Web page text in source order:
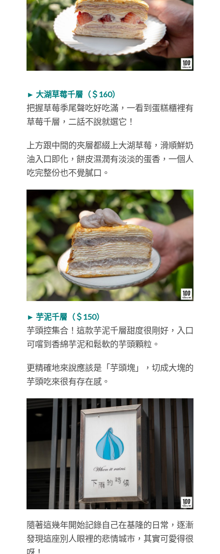
► 大湖草莓千層（＄160）
把握草莓季尾聲吃好吃滿，一看到蛋糕櫃裡有
草莓千層，二話不說就選它！
上方跟中間的夾層都綴上大湖草莓，滑順鮮奶
油入口即化，餅皮濕潤有淡淡的蛋香，一個人
吃完整份也不覺膩口。
► 芋泥千層（＄150）
芋頭控集合！這款芋泥千層甜度很剛好，入口
可嚐到香綿芋泥和鬆軟的芋頭顆粒。
更精確地來說應該是「芋頭塊」，切成大塊的
芋頭吃來很有存在感。
隨著這幾年開始記錄自己在基隆的日常，逐漸
發現這座別人眼裡的悲情城市，其實可愛得很